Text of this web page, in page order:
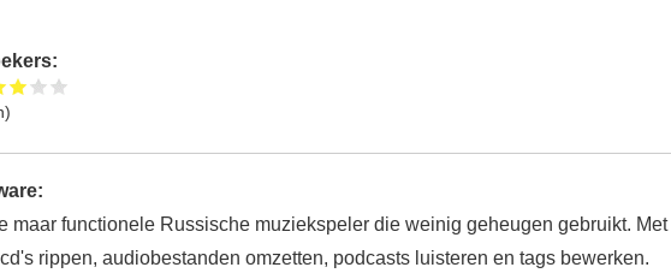
maar functionele Russische muziekspeler die weinig geheugen gebruikt. Met
rippen, audiobestanden omzetten, podcasts luisteren en tags bewerken.